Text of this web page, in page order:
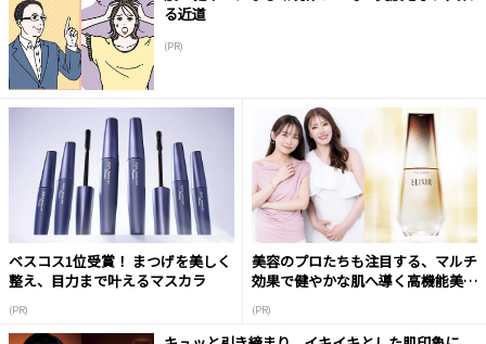
る近道
(PR)
ベスコス1位受賞！ まつげを美しく
整え、目力まで叶えるマスカラ
(PR)
美容のプロたちも注目する、マルチ
効果で健やかな肌へ導く高機能美容
(PR)